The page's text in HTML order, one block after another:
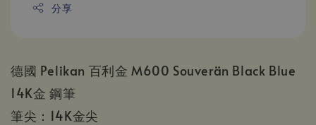
分享
德國 Pelikan 百利金 M600 Souverän Black Blue
14K金 鋼筆
筆尖：14K金尖